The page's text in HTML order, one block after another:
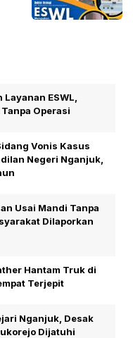
ESWL,
Operasi
Vonis Kasus
Negeri Nganjuk,
Usai Mandi Tanpa
Dilaporkan
Hantam Truk di
Terjepit
Nganjuk, Desak
Dijatuhi